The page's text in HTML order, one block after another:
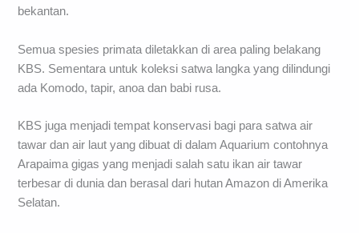
bekantan.
Semua spesies primata diletakkan di area paling belakang
KBS. Sementara untuk koleksi satwa langka yang dilindungi
ada Komodo, tapir, anoa dan babi rusa.
KBS juga menjadi tempat konservasi bagi para satwa air
tawar dan air laut yang dibuat di dalam Aquarium contohnya
Arapaima gigas yang menjadi salah satu ikan air tawar
terbesar di dunia dan berasal dari hutan Amazon di Amerika
Selatan.